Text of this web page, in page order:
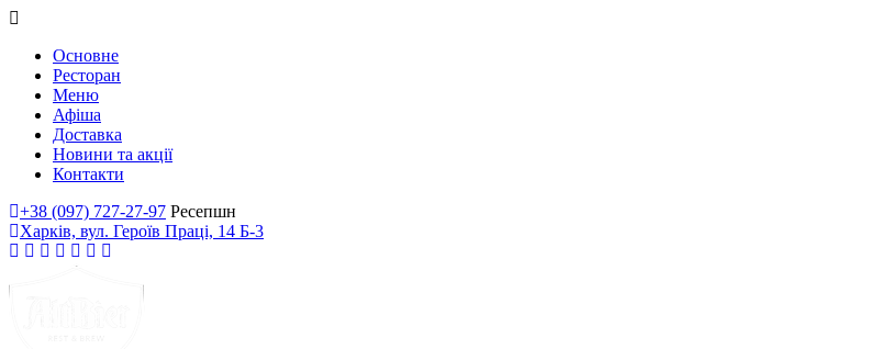
Основне
Ресторан
Меню
Афіша
Доставка
Новини та акції
Контакти
+38 (097) 727-27-97 Ресепшн
Харків, вул. Героїв Праці, 14 Б-3